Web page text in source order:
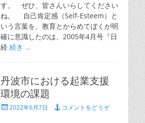
す。 ぜひ、皆さんいらしてください
ね。 自己肯定感（Self-Esteem）と
いう言葉を、教育とからめてぼくが明
確に意識したのは、2005年4月号『日
経 続き …
丹波市における起業支援
環境の課題
投 2022年6月7日 コメントをどうぞ